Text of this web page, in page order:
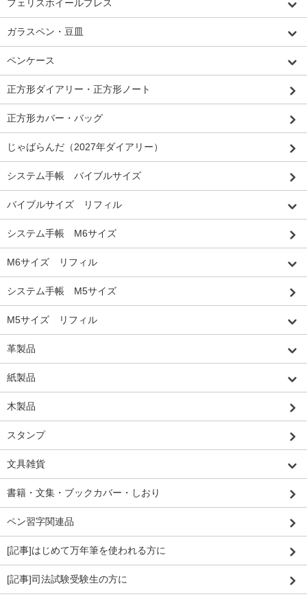
フェリスホイールプレス
ガラスペン・豆皿
ペンケース
正方形ダイアリー・正方形ノート
正方形カバー・バッグ
じゃばらんだ（2027年ダイアリー）
システム手帳 バイブルサイズ
バイブルサイズ リフィル
システム手帳 M6サイズ
M6サイズ リフィル
システム手帳 M5サイズ
M5サイズ リフィル
革製品
紙製品
木製品
スタンプ
文具雑貨
書籍・文集・ブックカバー・しおり
ペン習字関連品
[記事]はじめて万年筆を使われる方に
[記事]司法試験受験生の方に